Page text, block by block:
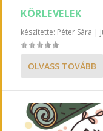
KÖRLEVELEK
készítette: Péter Sára |
OLVASS TOVÁBB